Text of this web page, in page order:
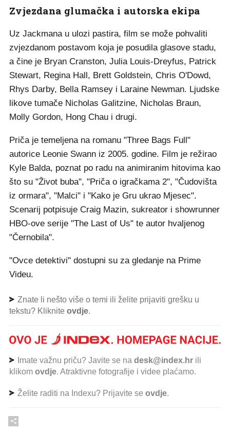
Zvjezdana glumačka i autorska ekipa
Uz Jackmana u ulozi pastira, film se može pohvaliti
zvjezdanom postavom koja je posudila glasove stadu,
a čine je Bryan Cranston, Julia Louis-Dreyfus, Patrick
Stewart, Regina Hall, Brett Goldstein, Chris O'Dowd,
Rhys Darby, Bella Ramsey i Laraine Newman. Ljudske
likove tumače Nicholas Galitzine, Nicholas Braun,
Molly Gordon, Hong Chau i drugi.
Priča je temeljena na romanu "Three Bags Full"
autorice Leonie Swann iz 2005. godine. Film je režirao
Kyle Balda, poznat po radu na animiranim hitovima kao
što su "Život buba", "Priča o igračkama 2", "Čudovišta
iz ormara", "Malci" i "Kako je Gru ukrao Mjesec".
Scenarij potpisuje Craig Mazin, sukreator i showrunner
HBO-ove serije "The Last of Us" te autor hvaljenog
"Černobila".
"Ovce detektivi" dostupni su za gledanje na Prime
Videu.
Znate li nešto više o temi ili želite prijaviti grešku u
tekstu? Kliknite ovdje.
Imate važnu priču? Javite se na desk@index.hr ili
klikom ovdje. Atraktivne fotografije i videe plaćamo.
Želite raditi na Indexu? Prijavite se ovdje.